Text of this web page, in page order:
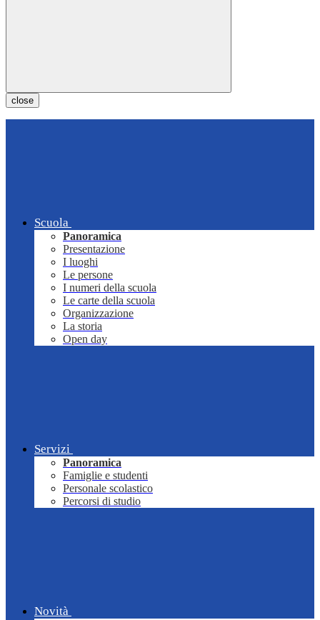
close
Scuola
Panoramica
Presentazione
I luoghi
Le persone
I numeri della scuola
Le carte della scuola
Organizzazione
La storia
Open day
Servizi
Panoramica
Famiglie e studenti
Personale scolastico
Percorsi di studio
Novità